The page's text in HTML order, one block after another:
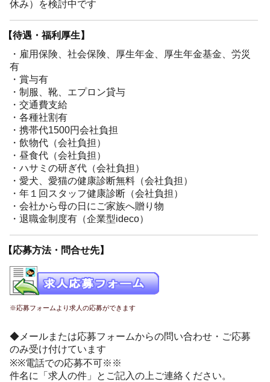
休み）を検討中です
【待遇・福利厚生】
・雇用保険、社会保険、厚生年金、厚生年金基金、労災
有
・賞与有
・制服、靴、エプロン貸与
・交通費支給
・各種社割有
・携帯代1500円会社負担
・飲物代（会社負担）
・昼食代（会社負担）
・ハサミの研ぎ代（会社負担）
・愛犬、愛猫の健康診断無料（会社負担）
・年１回スタッフ健康診断（会社負担）
・会社から母の日にご家族へ贈り物
・退職金制度有（企業型ideco）
【応募方法・問合せ先】
※応募フォームより求人の応募ができます
◆メールまたは応募フォームからの問い合わせ・ご応募
のみ受け付けています
※※電話での応募不可※※
件名に「求人の件」とご記入の上ご連絡ください。